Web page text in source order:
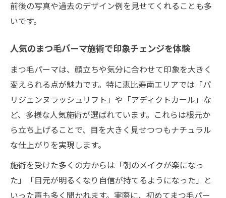
前後の写真や過去のデザイン例を見せてくれることも多
いです。
人気のまつ毛パーマ施術で印象チェンジを体験
まつ毛パーマは、顔立ちや気分に合わせて印象を大きく
変えられる点が魅力です。特に恵比寿南エリアでは「パ
リジェンヌラッシュリフト」や「アディクトカール」な
ど、多様な人気施術が選ばれています。これらは根元か
ら立ち上げることで、目を大きく見せつつもナチュラル
な仕上がりを実現します。
施術を受けた多くの方からは「朝のメイクが楽になっ
た」「目元が明るくなり自信が持てるようになった」と
いった声も多く聞かれます。実際に、初めてまつ毛パー